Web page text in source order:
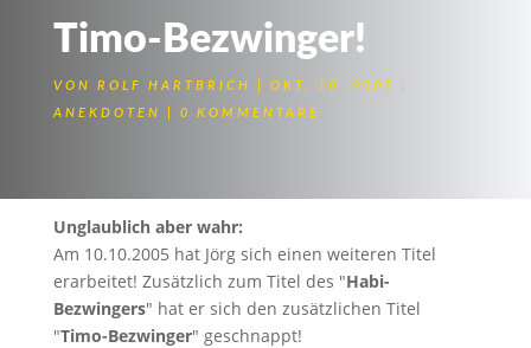
Timo-Bezwinger!
VON ROLF HARTBRICH OKT. 10, 2005
ANEKDOTEN 0 KOMMENTARE
Unglaublich aber wahr:
Am 10.10.2005 hat Jörg sich einen weiteren Titel
erarbeitet! Zusätzlich zum Titel des "Habi-
Bezwingers" hat er sich den zusätzlichen Titel
"Timo-Bezwinger" geschnappt!